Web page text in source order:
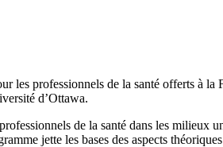
les professionnels de la santé offerts à la
d’Ottawa.
de la santé dans les milieux
jette les bases des aspects